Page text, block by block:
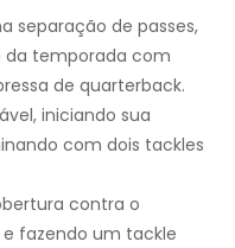
separação de passes,
da temporada com
de quarterback.
iniciando sua
com dois tackles
contra o
fazendo um tackle